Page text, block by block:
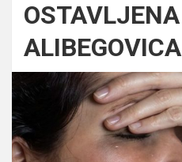
OSTAVLJENA
ALIBEGOVICA